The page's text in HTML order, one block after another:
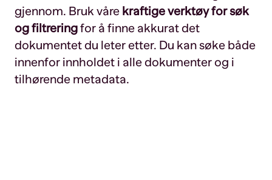
gjennom. Bruk våre kraftige verktøy for søk
og filtreringfor å finne akkurat det
dokumentet du leter etter. Du kan søke både
innenfor innholdet i alle dokumenter og i
tilhørende metadata.